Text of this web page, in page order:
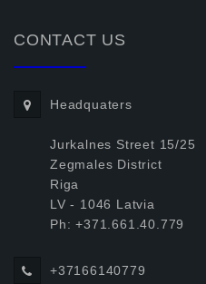
CONTACT US
Headquaters
Jurkalnes Street 15/25
Zegmales District
Riga
LV - 1046 Latvia
Ph: +371.661.40.779
+37166140779